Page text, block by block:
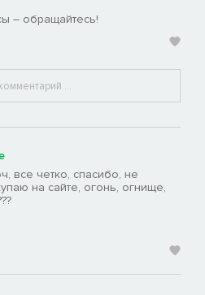
– обращайтесь!
все четко, спасибо, не
на сайте, огонь, огнище,